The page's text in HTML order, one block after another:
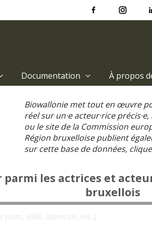
Documentation À propos
Biowallonie met tout en œuvre
réel sur un·e acteur·rice
ou le site de la Commission
Région bruxelloise publient
sur cette base de données,
parmi les actrices et
bruxellois